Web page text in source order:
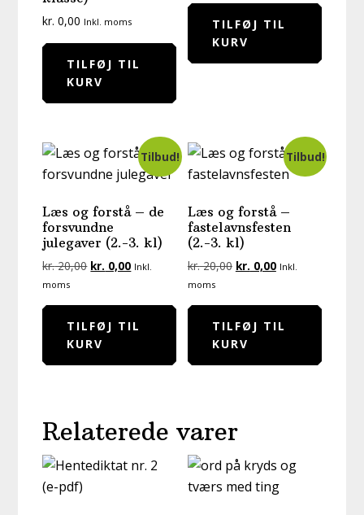
kr. 0,00 Inkl. moms
TILFØJ TIL
KURV
var:
kr. 20,00.kr. 0,00.
TILFØJ TIL
KURV
Tilbud!
Læs og forstå – de
forsvundne
julegaver (2.-3. kl)
kr.20,00 Den
var:
kr. 20,00.
kr. 0,00Den
Inkl.
moms
TILFØJ TIL
KURV
Tilbud!
Læs og forstå –
fastelavnsfesten
(2.-3. kl)
kr.20,00 Den
var:
kr. 20,00.
kr. 0,00Den
Inkl.
moms
TILFØJ TIL
KURV
Relaterede varer